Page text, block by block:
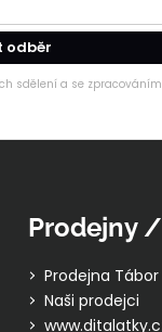
odběr
sdělení a se
Prodejny
Prodejna Tábor
Naši prodejci